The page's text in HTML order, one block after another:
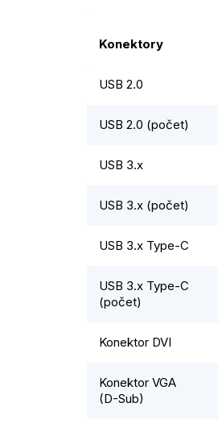
Konektory
USB 2.0
USB 2.0 (počet)
USB 3.x
USB 3.x (počet)
USB 3.x Type-C
USB 3.x Type-C
(počet)
Konektor DVI
Konektor VGA
(D-Sub)